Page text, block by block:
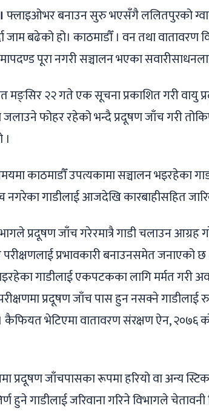
फ्लाइओभर बनाउन सुरु भएसँगै ललितपुरको
जाम बढेको हो। काठमाडौँ । वन तथा
पूरा नगरी सञ्चालन भएका
मङ्सिर २२ गते एक सूचना प्रकाशित गरी वायु
फोहर रहेको भन्दै प्रदूषण जाँच गरी
काठमाडौँ उपत्यकामा सञ्चालन भइरहेका
नगरेका गाडीलाई आजदेखि कारबाहीसहित
प्रदूषण जाँच गरेरमात्रै गाडी चलाउन आग्रह
प्रभावकारी बनाउनसमेत जनाएको छ
गाडीलाई एकपटकका लागि मर्मत गरी
प्रदूषण जाँच पास हुन नसक्ने
कैफियत भेटिएमा वातावरण संरक्षण ऐन, २०७६
प्रदूषण जाँचपासका रूपमा हरियो वा अन्य
हुने गाडीलाई जरिवाना गरिने विभागले